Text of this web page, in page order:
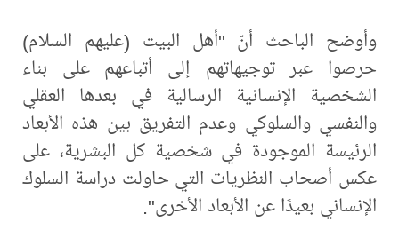
وأوضح الباحث أنّ "أهل البيت (عليهم السلام)
حرصوا عبر توجيهاتهم إلى أتباعهم على بناء
الشخصية الإنسانية الرسالية في بعدها العقلي
والنفسي والسلوكي وعدم التفريق بين هذه الأبعاد
الرئيسة الموجودة في شخصية كل البشرية، على
عكس أصحاب النظريات التي حاولت دراسة السلوك
الإنساني بعيدًا عن الأبعاد الأخرى".